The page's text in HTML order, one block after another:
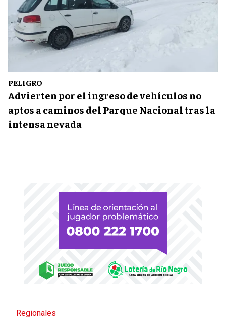
PELIGRO
Advierten por el ingreso de vehículos no
aptos a caminos del Parque Nacional tras la
intensa nevada
Regionales